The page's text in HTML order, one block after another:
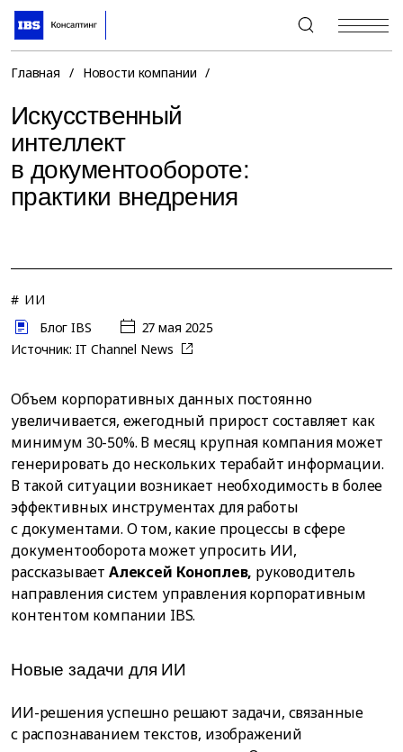
+7 (495) 967-80-80
Главная / Новости компании /
Искусственный
интеллект
в документообороте:
практики внедрения
# ИИ
Блог IBS
27 мая 2025
Источник: IT Channel News
Объем корпоративных данных постоянно
увеличивается, ежегодный прирост составляет как
минимум 30-50%. В месяц крупная компания может
генерировать до нескольких терабайт информации.
В такой ситуации возникает необходимость в более
эффективных инструментах для работы
с документами. О том, какие процессы в сфере
документооборота может упросить ИИ,
рассказывает Алексей Коноплев, руководитель
направления систем управления корпоративным
контентом компании IBS.
Новые задачи для ИИ
ИИ-решения успешно решают задачи, связанные
с распознаванием текстов, изображений